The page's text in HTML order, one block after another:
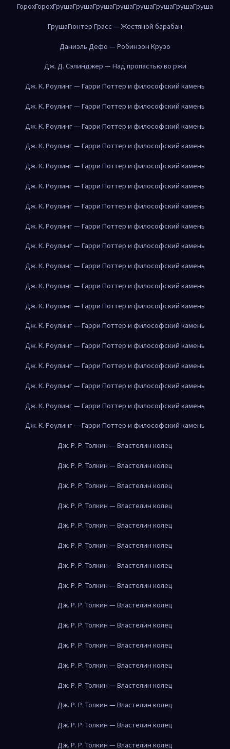
ГорохГорохГрушаГрушаГрушаГрушаГрушаГрушаГрушаГруша
ГрушаГюнтер Грасс — Жестяной барабан
Даниэль Дефо — Робинзон Крузо
Дж. Д. Сэлинджер — Над пропастью во ржи
Дж. К. Роулинг — Гарри Поттер и философский камень
Дж. К. Роулинг — Гарри Поттер и философский камень
Дж. К. Роулинг — Гарри Поттер и философский камень
Дж. К. Роулинг — Гарри Поттер и философский камень
Дж. К. Роулинг — Гарри Поттер и философский камень
Дж. К. Роулинг — Гарри Поттер и философский камень
Дж. К. Роулинг — Гарри Поттер и философский камень
Дж. К. Роулинг — Гарри Поттер и философский камень
Дж. К. Роулинг — Гарри Поттер и философский камень
Дж. К. Роулинг — Гарри Поттер и философский камень
Дж. К. Роулинг — Гарри Поттер и философский камень
Дж. К. Роулинг — Гарри Поттер и философский камень
Дж. К. Роулинг — Гарри Поттер и философский камень
Дж. К. Роулинг — Гарри Поттер и философский камень
Дж. К. Роулинг — Гарри Поттер и философский камень
Дж. К. Роулинг — Гарри Поттер и философский камень
Дж. К. Роулинг — Гарри Поттер и философский камень
Дж. К. Роулинг — Гарри Поттер и философский камень
Дж. Р. Р. Толкин — Властелин колец
Дж. Р. Р. Толкин — Властелин колец
Дж. Р. Р. Толкин — Властелин колец
Дж. Р. Р. Толкин — Властелин колец
Дж. Р. Р. Толкин — Властелин колец
Дж. Р. Р. Толкин — Властелин колец
Дж. Р. Р. Толкин — Властелин колец
Дж. Р. Р. Толкин — Властелин колец
Дж. Р. Р. Толкин — Властелин колец
Дж. Р. Р. Толкин — Властелин колец
Дж. Р. Р. Толкин — Властелин колец
Дж. Р. Р. Толкин — Властелин колец
Дж. Р. Р. Толкин — Властелин колец
Дж. Р. Р. Толкин — Властелин колец
Дж. Р. Р. Толкин — Властелин колец
Дж. Р. Р. Толкин — Властелин колец